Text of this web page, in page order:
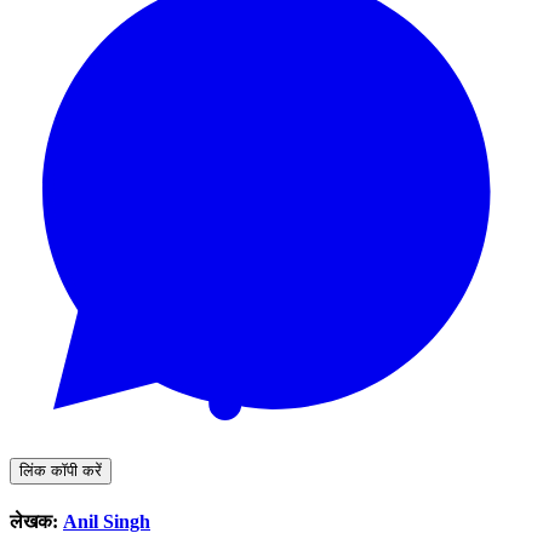
लिंक कॉपी करें
लेखक: Anil Singh